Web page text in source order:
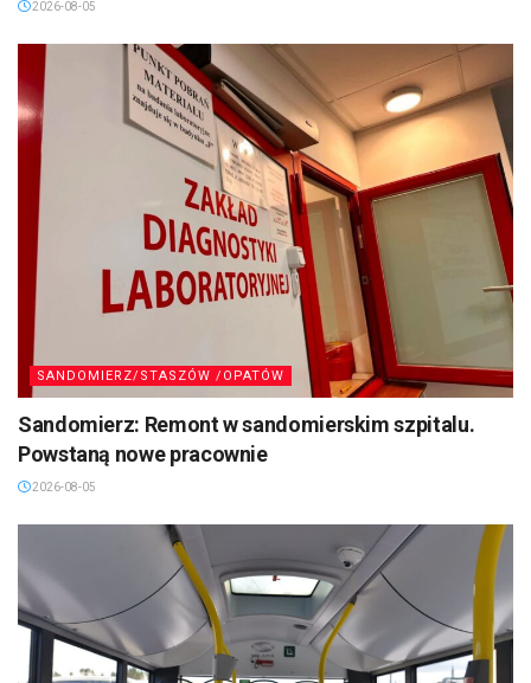
2026-08-05
SANDOMIERZ/STASZÓW /OPATÓW
Sandomierz: Remont w sandomierskim szpitalu.
Powstaną nowe pracownie
2026-08-05